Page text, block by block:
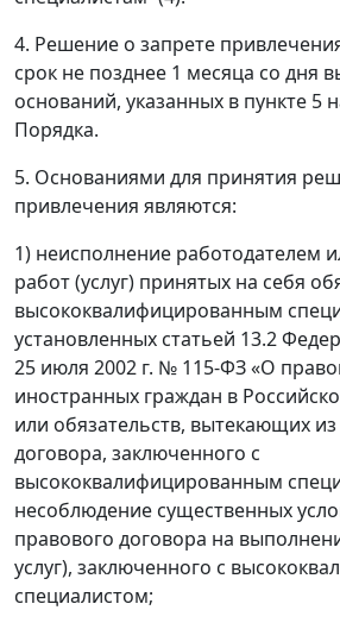
4. Решение о запрете
срок не позднее 1 месяца со дня
оснований, указанных в пункте 5
Порядка.
5. Основаниями для принятия
привлечения являются:
1) неисполнение работодателем
работ (услуг) принятых на себя
высококвалифицированным
установленных статьей 13.2
25 июля 2002 г. № 115-ФЗ «О
иностранных граждан в
или обязательств, вытекающих
договора, заключенного с
высококвалифицированным
несоблюдение существенных
правового договора на
услуг), заключенного с
специалистом;